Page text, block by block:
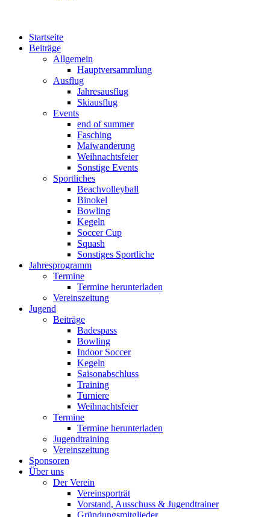
Startseite
Beiträge
Allgemein
Hauptversammlung
Ausflug
Jahresausflug
Skiausflug
Events
end of summer
Fasching
Maiwanderung
Weihnachtsfeier
Sonstige Events
Sportliches
Beachvolleyball
Binokel
Bowling
Kegeln
Soccer Cup
Squash
Sonstiges Sportliche
Jahresprogramm
Termine
Termine herunterladen
Vereinszeitung
Jugend
Beiträge
Badespass
Bowling
Indoor Soccer
Kegeln
Saisonabschluss
Training
Turniere
Weihnachtsfeier
Termine
Termine herunterladen
Jugendtraining
Vereinszeitung
Sponsoren
Über uns
Der Verein
Vereinsporträt
Vorstand, Ausschuss & Jugendtrainer
Gründungsmitglieder